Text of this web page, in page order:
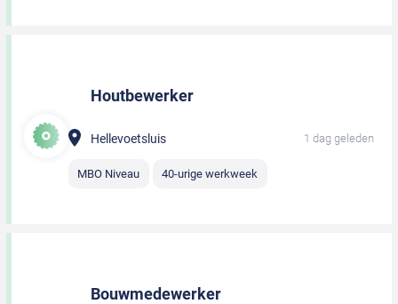
Houtbewerker
Hellevoetsluis 1 dag geleden
MBO Niveau 40-urige werkweek
Bouwmedewerker